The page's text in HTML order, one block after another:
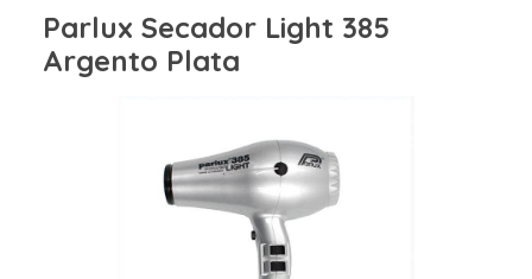
Parlux Secador Light 385
Argento Plata